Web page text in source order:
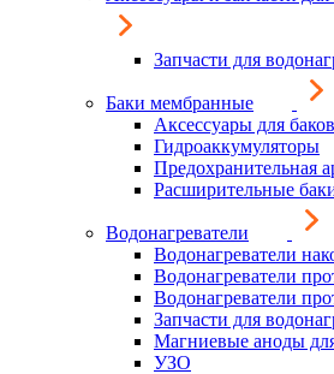
Запчасти для
Баки мембранные
Аксессуары для баков
Гидроаккумуляторы
Предохранительная
Расширительные
Водонагреватели
Водонагреватели
Водонагреватели
Водонагреватели
Запчасти для
Магниевые аноды
УЗО